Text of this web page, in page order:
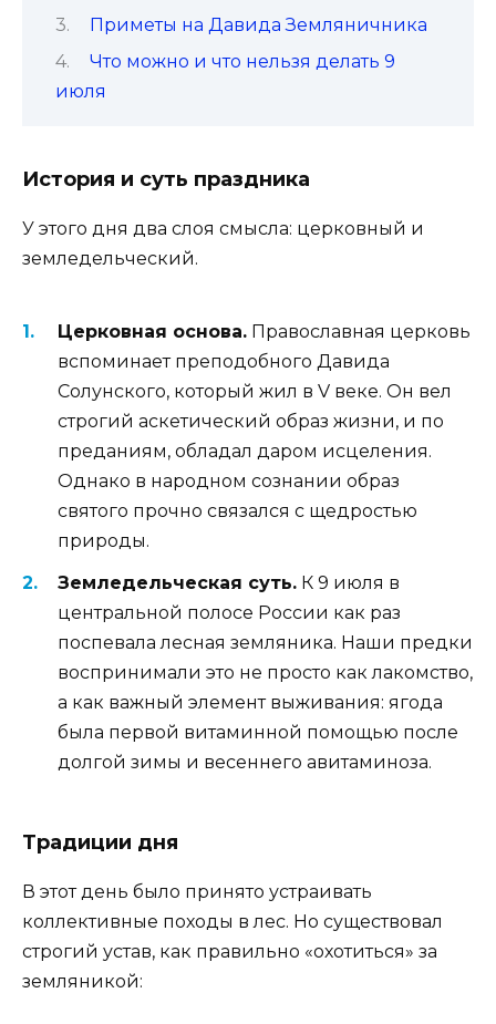
Приметы на Давида Земляничника
Что можно и что нельзя делать 9
июля
История и суть праздника
У этого дня два слоя смысла: церковный и
земледельческий.
Церковная основа. Православная церковь
вспоминает преподобного Давида
Солунского, который жил в V веке. Он вел
строгий аскетический образ жизни, и по
преданиям, обладал даром исцеления.
Однако в народном сознании образ
святого прочно связался с щедростью
природы.
Земледельческая суть. К 9 июля в
центральной полосе России как раз
поспевала лесная земляника. Наши предки
воспринимали это не просто как лакомство,
а как важный элемент выживания: ягода
была первой витаминной помощью после
долгой зимы и весеннего авитаминоза.
Традиции дня
В этот день было принято устраивать
коллективные походы в лес. Но существовал
строгий устав, как правильно «охотиться» за
земляникой: